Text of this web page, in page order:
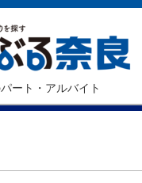
ート・アルバイト